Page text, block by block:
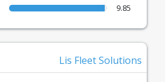
9.85
Lis Fleet Solutions